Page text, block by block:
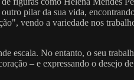
pilar da sua vida,
vendo a variedade nos
escala. No entanto, o seu
– e expressando o desejo